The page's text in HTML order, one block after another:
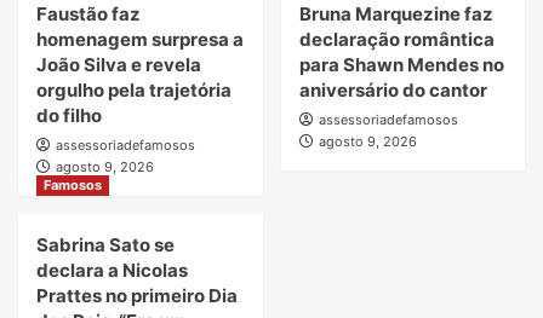
Faustão faz
homenagem surpresa a
João Silva e revela
orgulho pela trajetória
do filho
assessoriadefamosos
agosto 9, 2026
Bruna Marquezine faz
declaração romântica
para Shawn Mendes no
aniversário do cantor
assessoriadefamosos
agosto 9, 2026
Famosos
Sabrina Sato se
declara a Nicolas
Prattes no primeiro Dia